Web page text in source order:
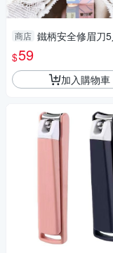
商店 鐵柄安全修眉刀
$59
加入購物車